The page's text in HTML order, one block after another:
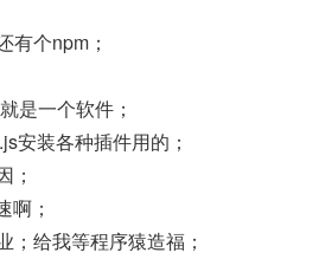
有个npm；
是一个软件；
安装各种插件用的；
；
啊；
；给我等程序猿造福；